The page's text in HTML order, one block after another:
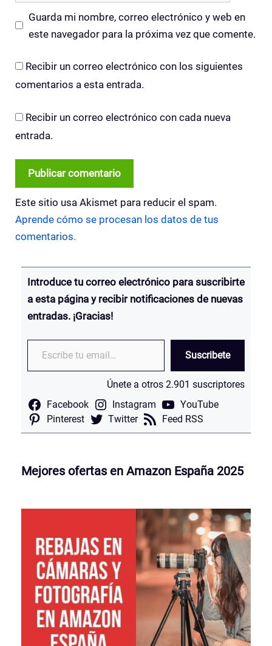
Guarda mi nombre, correo electrónico y web en
este navegador para la próxima vez que comente.
Recibir un correo electrónico con los siguientes
comentarios a esta entrada.
Recibir un correo electrónico con cada nueva
entrada.
Este sitio usa Akismet para reducir el spam.
Aprende cómo se procesan los datos de tus
comentarios.
Introduce tu correo electrónico para suscribirte
a esta página y recibir notificaciones de nuevas
entradas. ¡Gracias!
Escribe tu email…
Suscribete
Únete a otros 2.901 suscriptores
Facebook Instagram
YouTube
Pinterest
Twitter Feed RSS
Mejores ofertas en Amazon España 2025